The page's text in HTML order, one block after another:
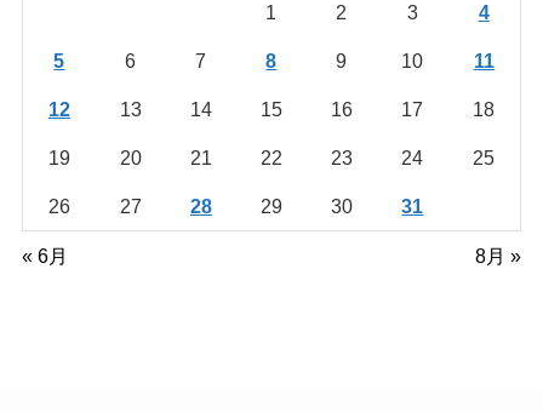
1 2 3 4
5 6 7 8 9 10 11
12 13 14 15 16 17 18
19 20 21 22 23 24 25
26 27 28 29 30 31
« 6月 8月 »